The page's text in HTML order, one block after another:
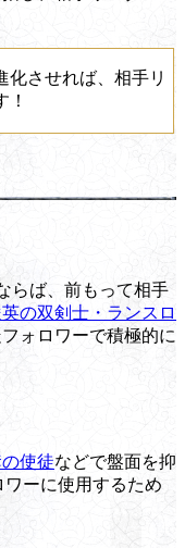
化させれば、相手リ
らば、前もって相手
の双剣士・ランスロ
ォロワーで積極的に
使徒などで盤面を抑
ワーに使用するため